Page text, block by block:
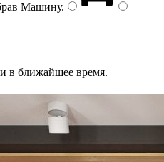
Машину.
в ближайшее время.